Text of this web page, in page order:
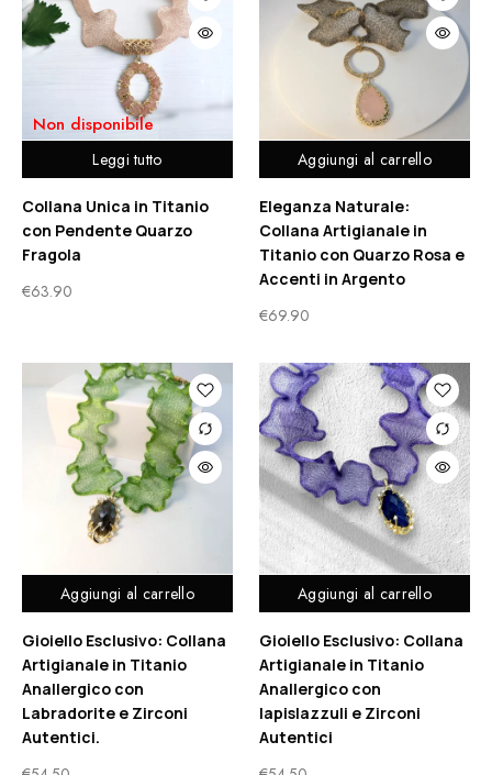
Leggi tutto
Non disponibile
Collana Unica in Titanio
con Pendente Quarzo
Fragola
€63.90
Aggiungi al carrello
Eleganza Naturale:
Collana Artigianale in
Titanio con Quarzo Rosa e
Accenti in Argento
€69.90
Aggiungi al carrello
Gioiello Esclusivo: Collana
Artigianale in Titanio
Anallergico con
Labradorite e Zirconi
Autentici.
Aggiungi al carrello
Gioiello Esclusivo: Collana
Artigianale in Titanio
Anallergico con
lapislazzuli e Zirconi
Autentici